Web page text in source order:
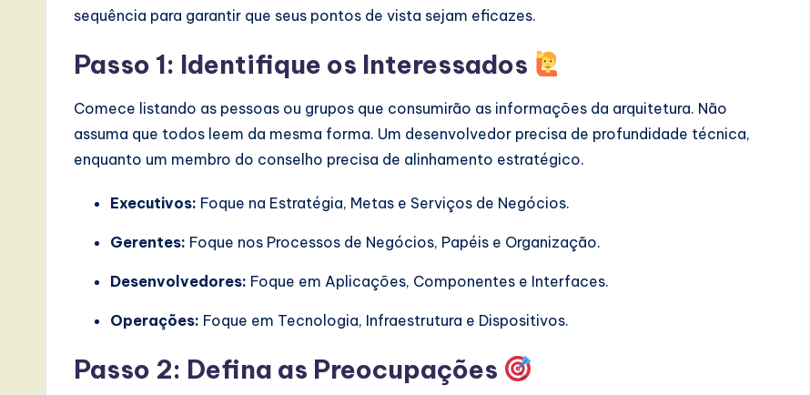
sequência para garantir que seus pontos de vista sejam eficazes.
Passo 1: Identifique os Interessados
Comece listando as pessoas ou grupos que consumirão as informações da arquitetura. Não
assuma que todos leem da mesma forma. Um desenvolvedor precisa de profundidade técnica,
enquanto um membro do conselho precisa de alinhamento estratégico.
Executivos: Foque na Estratégia, Metas e Serviços de Negócios.
Gerentes: Foque nos Processos de Negócios, Papéis e Organização.
Desenvolvedores: Foque em Aplicações, Componentes e Interfaces.
Operações: Foque em Tecnologia, Infraestrutura e Dispositivos.
Passo 2: Defina as Preocupações